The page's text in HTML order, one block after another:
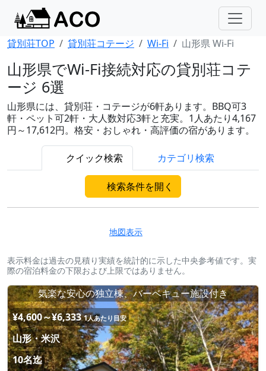
貸別荘TOP 貸別荘コテージ Wi-Fi 山形県 Wi-Fi
山形県でWi-Fi接続対応の貸別荘コテ
ージ 6選
山形県には、貸別荘・コテージが6軒あります。BBQ可3
軒・ペット可2軒・大人数対応3軒と充実。1人あたり4,167
円～17,612円。格安・おしゃれ・高評価の宿があります。
クイック検索 カテゴリ検索
検索条件を開く
地図表示
表示料金は過去の見積り実績を統計的に示した中央参考値です。実
際の宿泊料金の下限および上限ではありません。
気楽な安心の独立棟、バーベキュー施設付き
¥4,600～¥6,333 1人あたり目安
山形・米沢
10名迄